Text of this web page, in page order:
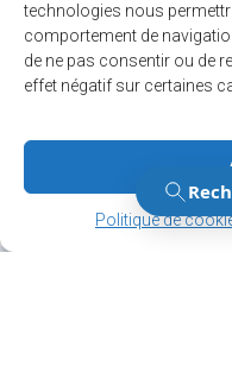
technologies nous
comportement de
de ne pas consentir ou de
effet négatif sur certaines
Politique de
Gérer le consentement
Gérer le consentement